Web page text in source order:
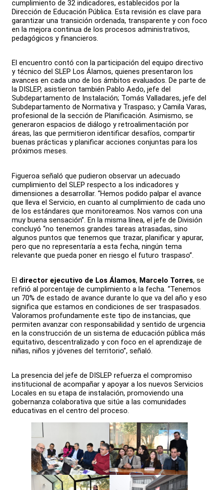
cumplimiento de 32 indicadores, establecidos por la
Dirección de Educación Pública. Esta revisión es clave para
garantizar una transición ordenada, transparente y con foco
en la mejora continua de los procesos administrativos,
pedagógicos y financieros.
El encuentro contó con la participación del equipo directivo
y técnico del SLEP Los Álamos, quienes presentaron los
avances en cada uno de los ámbitos evaluados. De parte de
la DISLEP, asistieron también Pablo Aedo, jefe del
Subdepartamento de Instalación; Tomás Valladares, jefe del
Subdepartamento de Normativa y Traspaso; y Camila Varas,
profesional de la sección de Planificación. Asimismo, se
generaron espacios de diálogo y retroalimentación por
áreas, las que permitieron identificar desafíos, compartir
buenas prácticas y planificar acciones conjuntas para los
próximos meses.
Figueroa señaló que pudieron observar un adecuado
cumplimiento del SLEP respecto a los indicadores y
dimensiones a desarrollar. “Hemos podido palpar el avance
que lleva el Servicio, en cuanto al cumplimiento de cada uno
de los estándares que monitoreamos. Nos vamos con una
muy buena sensación”. En la misma línea, el jefe de División
concluyó “no tenemos grandes tareas atrasadas, sino
algunos puntos que tenemos que trazar, planificar y apurar,
pero que no representaría a esta fecha, ningún tema
relevante que pueda poner en riesgo el futuro traspaso”.
El director ejecutivo de Los Álamos, Marcelo Torres, se
refirió al porcentaje de cumplimiento a la fecha. “Tenemos
un 70% de estado de avance durante lo que va del año y eso
significa que estamos en condiciones de ser traspasados.
Valoramos profundamente este tipo de instancias, que
permiten avanzar con responsabilidad y sentido de urgencia
en la construcción de un sistema de educación pública más
equitativo, descentralizado y con foco en el aprendizaje de
niñas, niños y jóvenes del territorio”, señaló.
La presencia del jefe de DISLEP refuerza el compromiso
institucional de acompañar y apoyar a los nuevos Servicios
Locales en su etapa de instalación, promoviendo una
gobernanza colaborativa que sitúe a las comunidades
educativas en el centro del proceso.